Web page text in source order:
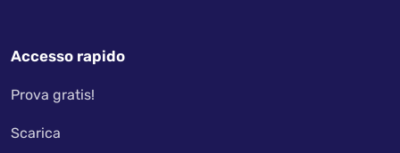
Accesso rapido
Prova gratis!
Scarica